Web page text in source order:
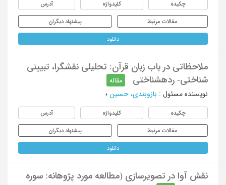
چکیده کلیدواژه آدرس
مقالات مرتبط پیشنهاد دیگران
دانلود
ملاحظاتی در باب زبان قرآن: تحلیلی نقشگرا، تبیینی
شناختی- ردهشناختی
مقاله
نویسنده مسئول : بازوبندی، حسین ؛
چکیده کلیدواژه آدرس
مقالات مرتبط پیشنهاد دیگران
دانلود
نقش آوا در تصویرسازی (مطالعه مورد پژوهانه: سوره